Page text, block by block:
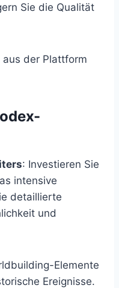
Sie die Qualität
aus der Plattform
: Investieren Sie
intensive
detaillierte
und
Elemente
Ereignisse.